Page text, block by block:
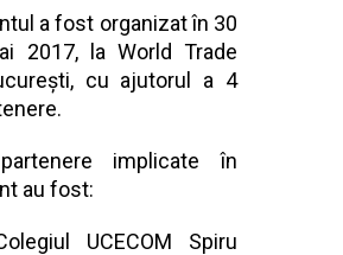
a fost organizat în 30
2017, la World Trade
cu ajutorul a 4
implicate în
au fost:
UCECOM Spiru